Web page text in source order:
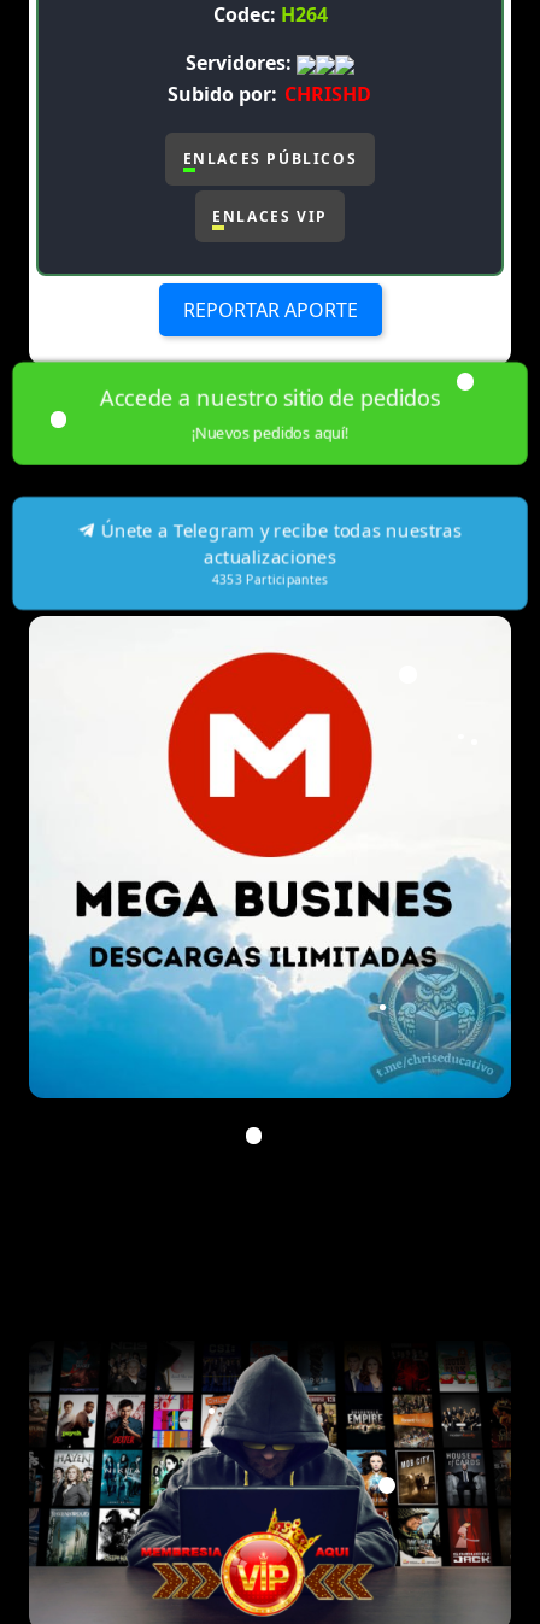
Codec: H264
Servidores:
Subido por: CHRISHD
ENLACES PÚBLICOS
ENLACES VIP
REPORTAR APORTE
Accede a nuestro sitio de pedidos
¡Nuevos pedidos aquí!
Únete a Telegram y recibe todas nuestras
actualizaciones
4353 Participantes